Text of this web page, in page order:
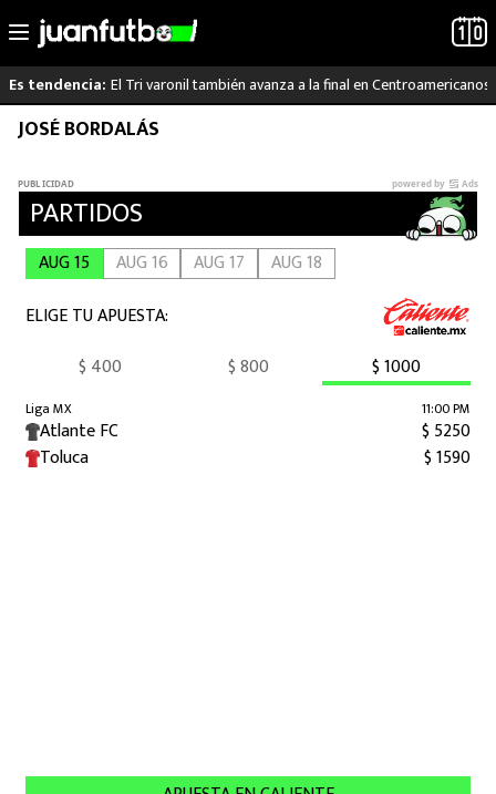
Saltar
Es tendencia: El Tri varonil también avanza a la final en Centroamericanos
LO ÚLTIMO
LIGA MX
RAYADOS
ATLANTE
SELECCIÓN MEXICANA
FUTBOL INTERNACIONAL
JOSÉ BORDALÁS